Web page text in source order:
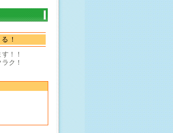
！
！！
ク！